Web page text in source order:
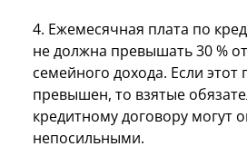
4. Ежемесячная плата по
не должна превышать 30 %
семейного дохода. Если этот
превышен, то взятые
кредитному договору могут
непосильными.